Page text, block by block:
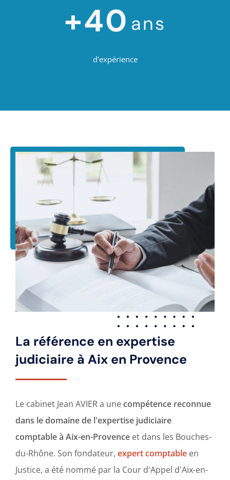
+40 ans
d'expérience
La référence en expertise
judiciaire à Aix en Provence
Le cabinet Jean AVIER a unecompétence reconnue
dans le domaine de l'expertise judiciaire
comptable à Aix-en-Provence et dans les Bouches-
du-Rhône. Son fondateur, expert comptable en
Justice, a été nommé par la Cour d'Appel d'Aix-en-